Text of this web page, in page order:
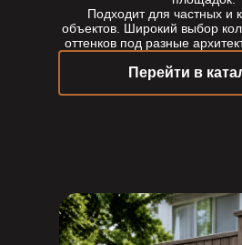
Подходит для частных и
объектов. Широкий выбор
оттенков под разные
Перейти в